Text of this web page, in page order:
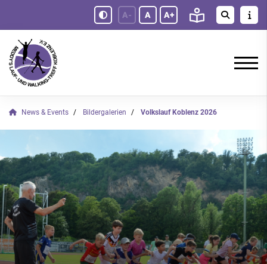
A- A A+
News & Events Bildergalerien Volkslauf Koblenz 2026